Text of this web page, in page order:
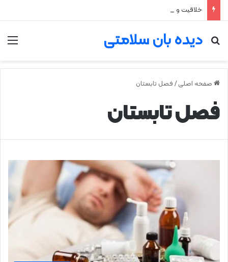
خلاقیت و تمرکز عمیق؛ مزیت پنهان اختلال نقص توجه و بیش‌فعالی
دیده بان سلامتی
جستجو برای
صفحه اصلی / فصل تابستان
فصل تابستان